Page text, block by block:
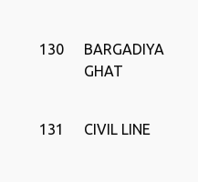
130
BARGADIYA
GHAT
131 CIVIL LINE